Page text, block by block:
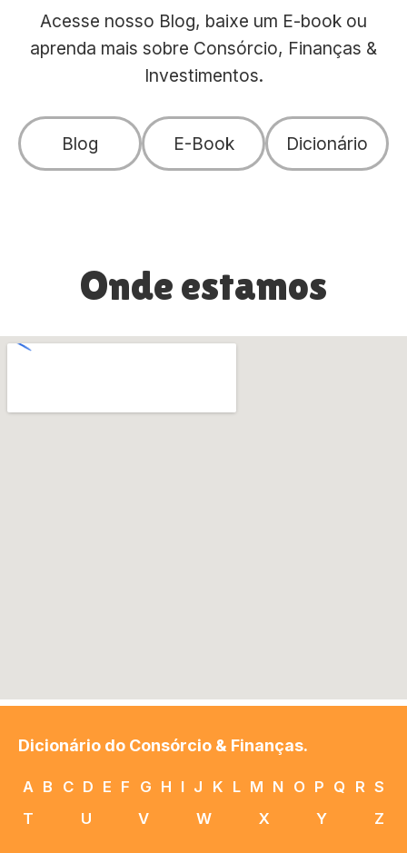
Acesse nosso Blog, baixe um E-book ou
aprenda mais sobre Consórcio, Finanças &
Investimentos.
Blog E-Book Dicionário
Onde estamos
Dicionário do Consórcio & Finanças.
A B C D E F G H I J K L M N O P Q R S
T
U V W X Y Z